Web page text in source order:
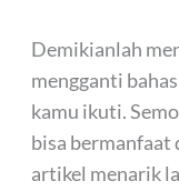
Demikianlah
mengganti
kamu ikuti.
bisa bermanfaat
artikel menarik